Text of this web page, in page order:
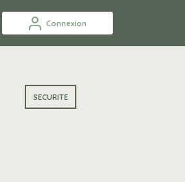
Connexion
SECURITE